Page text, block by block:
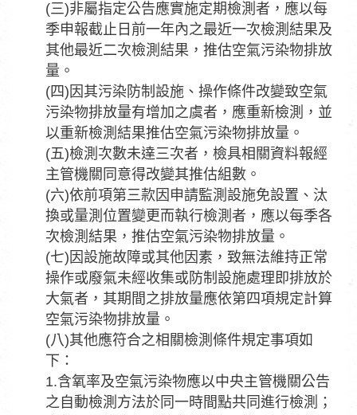
(三)非屬指定公告應實施定期檢測者，應以每
季申報截止日前一年內之最近一次檢測結果及
其他最近二次檢測結果，推估空氣污染物排放
量。
(四)因其污染防制設施、操作條件改變致空氣
污染物排放量有增加之虞者，應重新檢測，並
以重新檢測結果推估空氣污染物排放量。
(五)檢測次數未達三次者，檢具相關資料報經
主管機關同意得改變其推估組數。
(六)依前項第三款因申請監測設施免設置、汰
換或量測位置變更而執行檢測者，應以每季各
次檢測結果，推估空氣污染物排放量。
(七)因設施故障或其他因素，致無法維持正常
操作或廢氣未經收集或防制設施處理即排放於
大氣者，其期間之排放量應依第四項規定計算
空氣污染物排放量。
(八)其他應符合之相關檢測條件規定事項如
下：
1.含氧率及空氣污染物應以中央主管機關公告
之自動檢測方法於同一時間點共同進行檢測；